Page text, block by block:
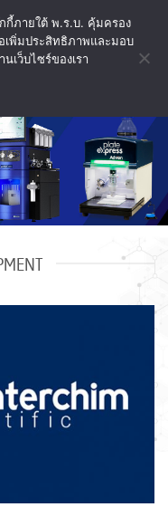
กี้ภายใต้ พ.ร.บ. คุ้มครอง
เพิ่มประสิทธิภาพและมอบ
เว็บไซร์ของเรา